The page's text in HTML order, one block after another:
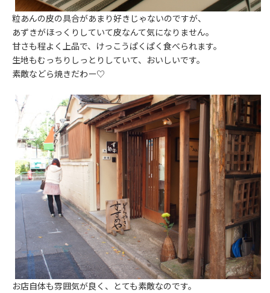
粒あんの皮の具合があまり好きじゃないのですが、
あずきがほっくりしていて皮なんて気になりません。
甘さも程よく上品で、けっこうぱくぱく食べられます。
生地もむっちりしっとりしていて、おいしいです。
素敵などら焼きだわー♡
お店自体も雰囲気が良く、とても素敵なのです。